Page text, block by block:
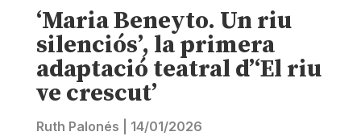
‘Maria Beneyto. Un riu
silenciós’, la primera
adaptació teatral d’‘El riu
ve crescut’
Ruth Palonés 14/01/2026